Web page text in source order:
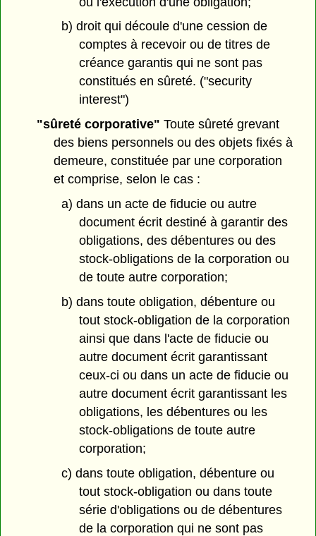
b) droit qui découle d'une cession de
comptes à recevoir ou de titres de
créance garantis qui ne sont pas
constitués en sûreté. ("security
interest")
"sûreté corporative" Toute sûreté grevant
des biens personnels ou des objets fixés à
demeure, constituée par une corporation
et comprise, selon le cas :
a) dans un acte de fiducie ou autre
document écrit destiné à garantir des
obligations, des débentures ou des
stock-obligations de la corporation ou
de toute autre corporation;
b) dans toute obligation, débenture ou
tout stock-obligation de la corporation
ainsi que dans l'acte de fiducie ou
autre document écrit garantissant
ceux-ci ou dans un acte de fiducie ou
autre document écrit garantissant les
obligations, les débentures ou les
stock-obligations de toute autre
corporation;
c) dans toute obligation, débenture ou
tout stock-obligation ou dans toute
série d'obligations ou de débentures
de la corporation qui ne sont pas